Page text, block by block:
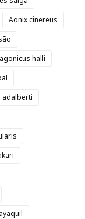
Aonix cinereus
halli
adalberti